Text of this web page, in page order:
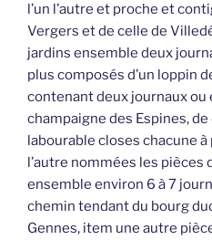
l’un l’autre et proche et
Vergers et de celle de
jardins ensemble deux
plus composés d’un loppin
contenant deux journaux ou
champaigne des Espines,
labourable closes chacune
l’autre nommées les pièces
ensemble environ 6 à 7
chemin tendant du bourg
Gennes, item une autre